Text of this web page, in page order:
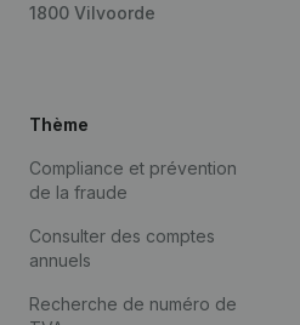
1800 Vilvoorde
Thème
Compliance et prévention
de la fraude
Consulter des comptes
annuels
Recherche de numéro de